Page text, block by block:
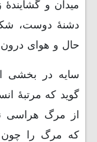
میدان و
دشنۀ دوست،
حال و هوای درون
سایه در بخشی
گوید که مرتبۀ
از مرگ هراسی
که مرگ را چون